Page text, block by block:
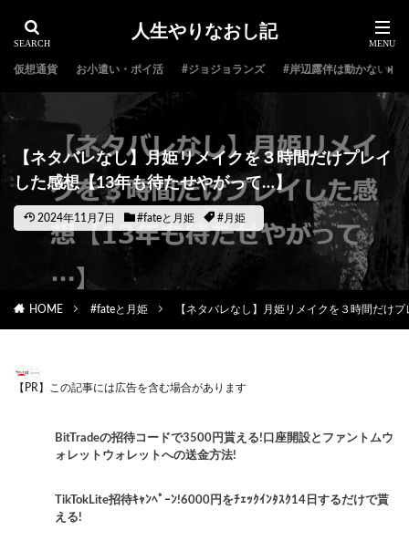
人生やりなおし記
仮想通貨 お小遣い・ポイ活 #ジョジョランズ #岸辺露伴は動かない
【ネタバレなし】月姫リメイクを３時間だけプレイ
した感想【13年も待たせやがって…】
2024年11月7日 #fateと月姫 #月姫
HOME #fateと月姫 【ネタバレなし】月姫リメイクを３時間だけ
【PR】この記事には広告を含む場合があります
BitTradeの招待コードで3500円貰える!口座開設とファントムウ
ォレットウォレットへの送金方法!
TikTokLite招待ｷｬﾝﾍﾟｰﾝ!6000円をﾁｪｯｸｲﾝﾀｽｸ14日するだけで貰
える!